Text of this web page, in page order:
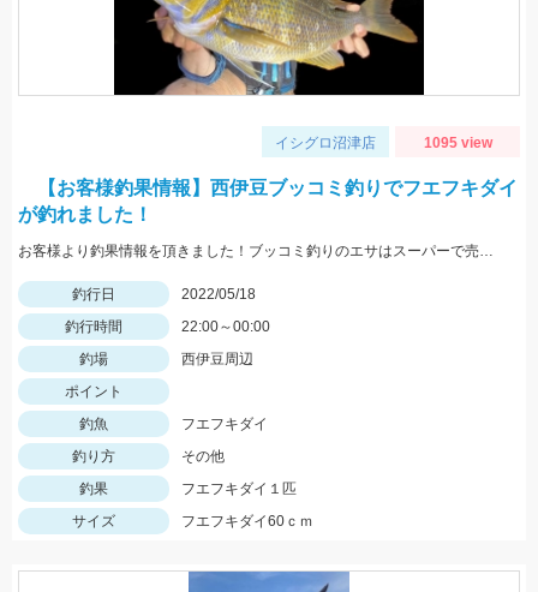
イシグロ沼津店 1095 view
【お客様釣果情報】西伊豆ブッコミ釣りでフエフキダイ
が釣れました！
お客様より釣果情報を頂きました！ブッコミ釣りのエサはスーパーで売っているムツッコ。短い釣行時間で時合を逃さずヒットさせました。
釣行日
2022/05/18
釣行時間
22:00～00:00
釣場
西伊豆周辺
ポイント
釣魚
フエフキダイ
釣り方
その他
釣果
フエフキダイ１匹
サイズ
フエフキダイ60ｃｍ